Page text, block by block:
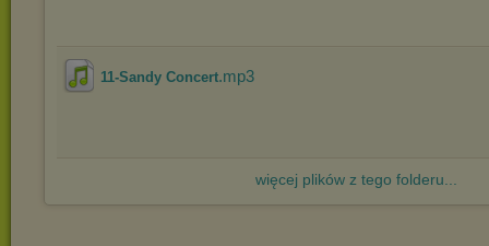
11-Sandy Concert.mp3
więcej plików z tego folderu...